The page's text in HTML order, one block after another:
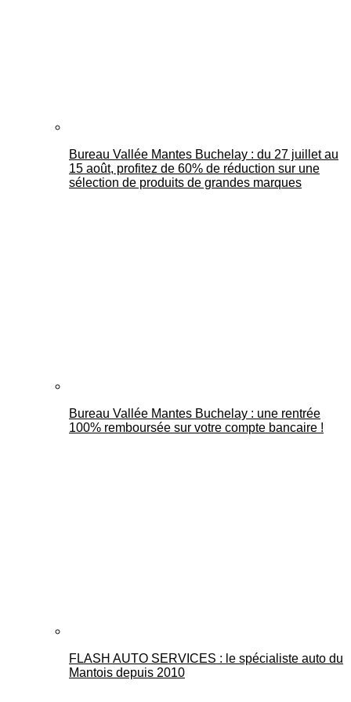
Bureau Vallée Mantes Buchelay : du 27 juillet au
15 août, profitez de 60% de réduction sur une
sélection de produits de grandes marques
Bureau Vallée Mantes Buchelay : une rentrée
100% remboursée sur votre compte bancaire !
FLASH AUTO SERVICES : le spécialiste auto du
Mantois depuis 2010